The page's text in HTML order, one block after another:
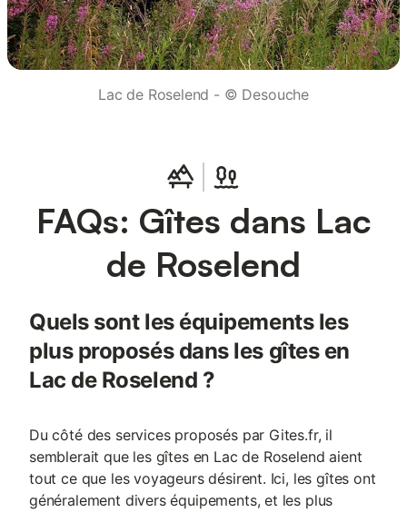
Lac de Roselend - © Desouche
FAQs: Gîtes dans Lac
de Roselend
Quels sont les équipements les
plus proposés dans les gîtes en
Lac de Roselend ?
Du côté des services proposés par Gites.fr, il
semblerait que les gîtes en Lac de Roselend aient
tout ce que les voyageurs désirent. Ici, les gîtes ont
généralement divers équipements, et les plus